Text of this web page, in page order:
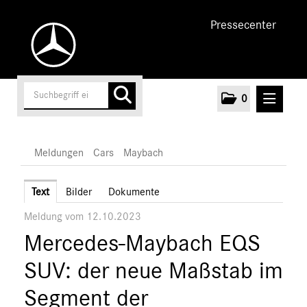
Pressecenter
0
Unternehmen
Cars
AMG
Maybach
S-Klasse
Meldungen Cars Maybach
Text Bilder Dokumente
Meldung vom 12.10.2023
Mercedes-Maybach EQS
SUV: der neue Maßstab im
Segment der